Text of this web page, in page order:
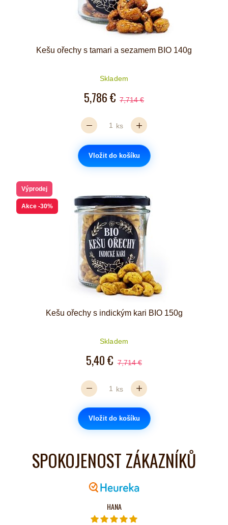
Kešu ořechy s tamari a sezamem BIO 140g
Skladem
5,786 € 7,714 €
ks
Vložit do košíku
Výprodej
Akce -30%
Kešu ořechy s indickým kari BIO 150g
Skladem
5,40 € 7,714 €
ks
Vložit do košíku
SPOKOJENOST ZÁKAZNÍKŮ
HANA